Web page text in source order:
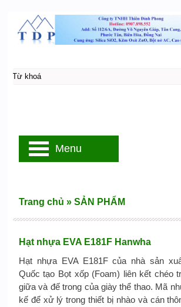
Hạt nhựa EVA E181F Hanwha
Hạt nhựa EVA E181F của nhà sản
Quốc tạo Bọt xốp (Foam) liên kết chéo
giữa và đế trong của giày thể thao. Mã
kế để xử lý trong thiết bị nhào và cán
Trang chủ » SẢN PHẨM
Menu